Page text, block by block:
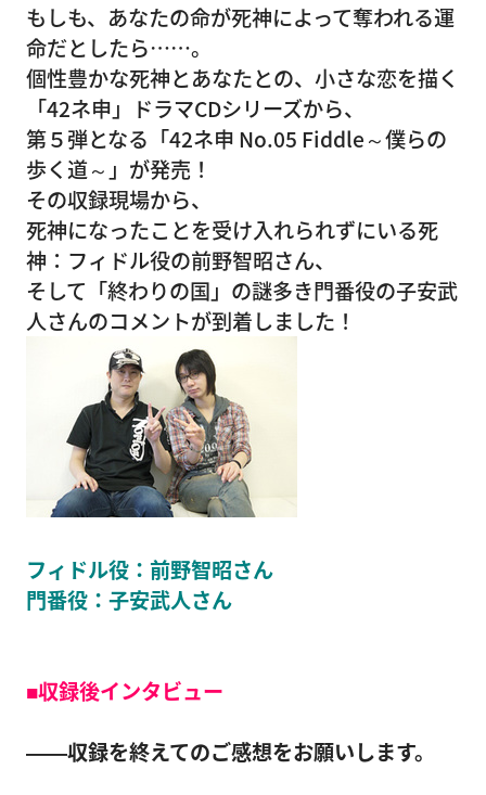
もしも、あなたの命が死神によって奪われる運
命だとしたら……。
個性豊かな死神とあなたとの、小さな恋を描く
「42ネ申」ドラマCDシリーズから、
第５弾となる「42ネ申 No.05 Fiddle～僕らの
歩く道～」が発売！
その収録現場から、
死神になったことを受け入れられずにいる死
神：フィドル役の前野智昭さん、
そして「終わりの国」の謎多き門番役の子安武
人さんのコメントが到着しました！
フィドル役：前野智昭さん
門番役：子安武人さん
■収録後インタビュー
――収録を終えてのご感想をお願いします。